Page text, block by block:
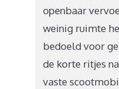
openbaar
weinig ruimte
bedoeld voor
de korte ritjes
vaste